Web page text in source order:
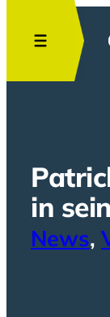
Inhalt
springen
in
News,